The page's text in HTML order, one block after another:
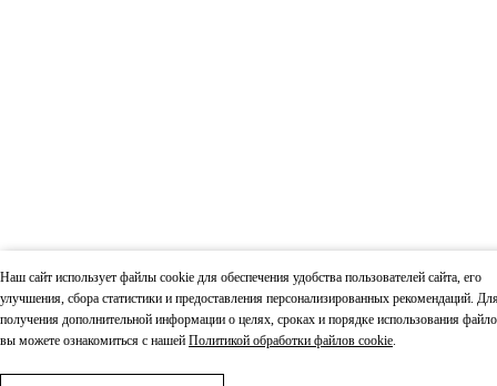
Наш сайт использует файлы cookie для обеспечения удобства пользователей сайта, его
улучшения, сбора статистики и предоставления персонализированных рекомендаций.
получения дополнительной информации о целях, сроках и порядке использования
вы можете ознакомиться с нашей Политикой обработки файлов cookie.